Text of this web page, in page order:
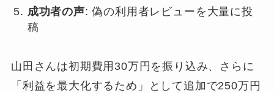
成功者の声: 偽の利用者レビューを大量に投
稿
山田さんは初期費用30万円を振り込み、さらに
「利益を最大化するため」として追加で250万円